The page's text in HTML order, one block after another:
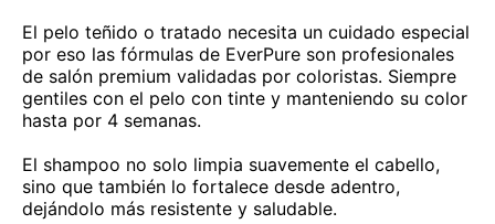
El pelo teñido o tratado necesita un cuidado especial
por eso las fórmulas de EverPure son profesionales
de salón premium validadas por coloristas. Siempre
gentiles con el pelo con tinte y manteniendo su color
hasta por 4 semanas.
El shampoo no solo limpia suavemente el cabello,
sino que también lo fortalece desde adentro,
dejándolo más resistente y saludable.